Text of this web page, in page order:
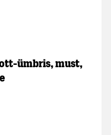
ümbris, must,